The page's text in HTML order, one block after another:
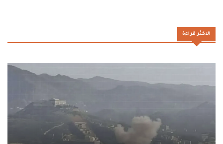
الاكثر قراءة